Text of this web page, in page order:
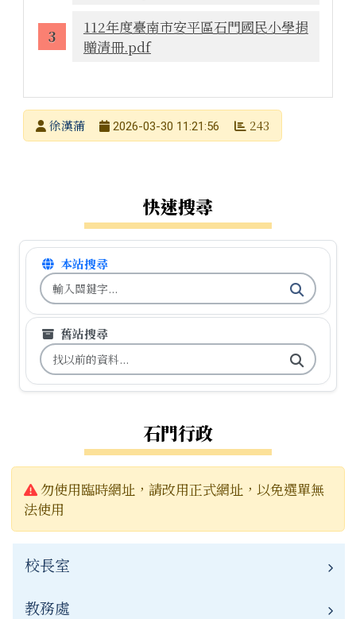
112年度臺南市安平區石門國民小學捐
贈清冊.pdf
發布者徐漢蒲
2026-03-30 11:21:56 243
快速搜尋
本站搜尋
搜尋台南市石門國小全球資訊網關鍵字
舊站搜尋
搜尋台南市石門國小舊校網關鍵字
石門行政
警告:
勿使用臨時網址，請改用正式網址，以免選單無
法使用
校長室
校長簡介
教務處